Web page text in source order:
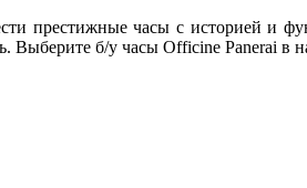
престижные часы с историей и
Выберите б/у часы Officine Panerai в